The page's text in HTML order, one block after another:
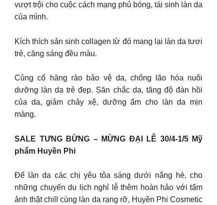
vượt trội cho cuộc cách mạng phủ bóng, tái sinh làn da
của mình.
Kích thích sản sinh collagen từ đó mang lại làn da tươi
trẻ, căng sáng đều màu.
Củng cố hàng rào bảo vệ da, chống lão hóa nuôi
dưỡng làn da trẻ đẹp. Săn chắc da, tăng độ đàn hồi
của da, giảm chảy xệ, dưỡng ẩm cho làn da mịn
màng.
SALE TƯNG BỪNG – MỪNG ĐẠI LỄ 30/4-1/5 Mỹ
phẩm Huyền Phi
Để làn da các chị yêu tỏa sáng dưới nắng hè, cho
những chuyến du lịch nghỉ lễ thêm hoàn hảo với tấm
ảnh thật chill cùng làn da rạng rỡ, Huyền Phi Cosmetic